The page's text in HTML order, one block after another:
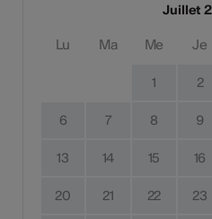
Juillet
Lu Ma Me Je
1 2
6 7 8 9
13 14 15 16
20 21 22 23